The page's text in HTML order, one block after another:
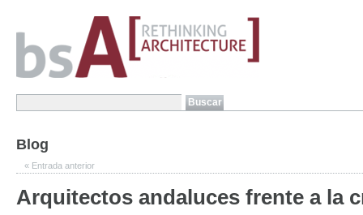
Blog
« Entrada anterior
Arquitectos andaluces frente a la